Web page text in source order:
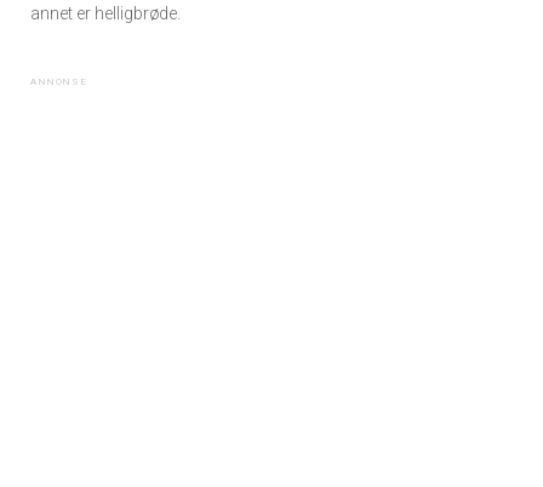
annet er helligbrøde.